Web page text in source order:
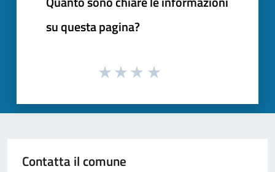
su questa pagina?
Contatta il comune